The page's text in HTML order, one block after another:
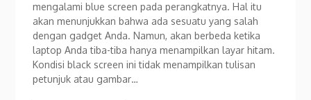
mengalami blue screen pada perangkatnya. Hal itu
akan menunjukkan bahwa ada sesuatu yang salah
dengan gadget Anda. Namun, akan berbeda ketika
laptop Anda tiba-tiba hanya menampilkan layar hitam.
Kondisi black screen ini tidak menampilkan tulisan
petunjuk atau gambar…